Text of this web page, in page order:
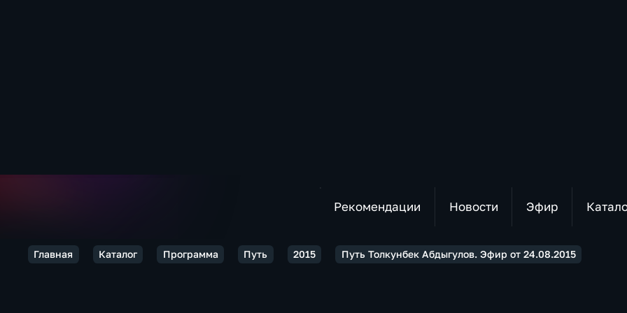
Рекомендации Новости Эфир
Главная Каталог Программа Путь 2015 Путь Толкунбек Абдыгулов. Эфир от 24.08.2015